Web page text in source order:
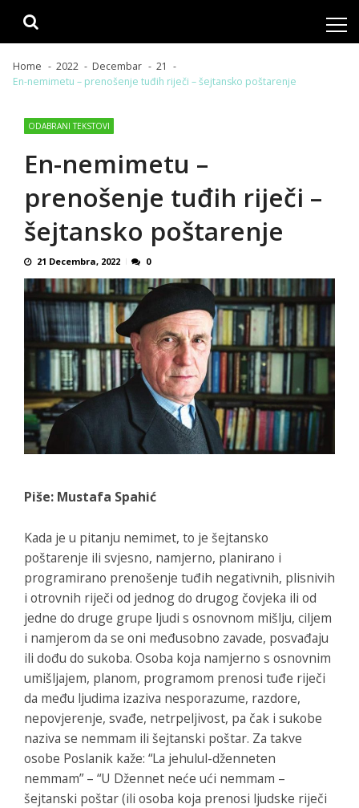
Home 2022 Decembar
21
En-nemimetu – prenošenje tuđih riječi – šejtansko poštarenje
ODABRANI TEKSTOVI
En-nemimetu –
prenošenje tuđih riječi –
šejtansko poštarenje
21 Decembra, 2022 0
Piše: Mustafa Spahić
Kada je u pitanju nemimet, to je šejtansko
poštarenje ili svjesno, namjerno, planirano i
programirano prenošenje tuđih negativnih, plisnivih
i otrovnih riječi od jednog do drugog čovjeka ili od
jedne do druge grupe ljudi s osnovnom mišlju, ciljem
i namjerom da se oni međusobno zavade, posvađaju
ili dođu do sukoba. Osoba koja namjerno s osnovnim
umišljajem, planom, programom prenosi tuđe riječi
da među ljudima izaziva nesporazume, razdore,
nepovjerenje, svađe, netrpeljivost, pa čak i sukobe
naziva se nemmam ili šejtanski poštar. Za takve
osobe Poslanik kaže: “La jehulul-dženneten
nemmam” – “U Džennet neće ući nemmam –
šejtanski poštar (ili osoba koja prenosi ljudske riječi